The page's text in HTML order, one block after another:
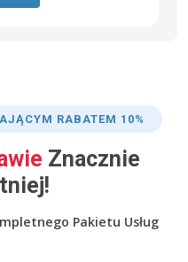
RABATEM 10%
Znacznie
Pakietu Usług